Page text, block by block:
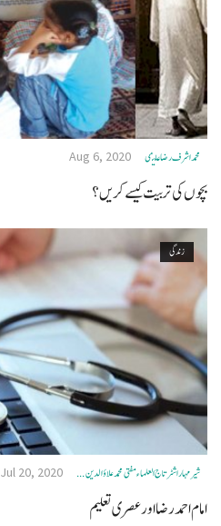
محمد اشرف رضا علیمی Aug 6, 2020
بچوں کی تربیت کیسے کریں؟
زندگی
شیر مہا راشٹرتاج العلماء مفتی محمد علاؤالدین ... Jul 20, 2020
امام احمد رضا اور عصری تعلیم